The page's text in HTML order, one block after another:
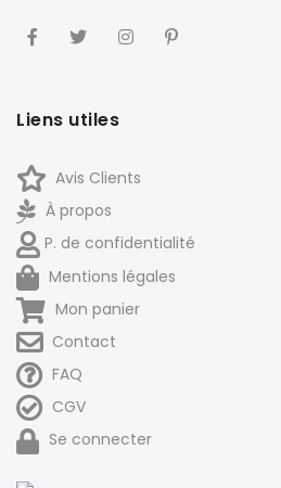
Liens utiles
Avis Clients
À propos
P. de confidentialité
Mentions légales
Mon panier
Contact
FAQ
CGV
Se connecter